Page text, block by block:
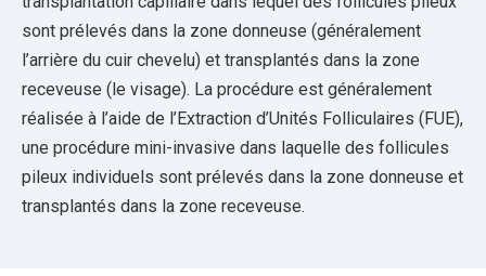
sont prélevés dans la zone donneuse (généralement
l’arrière du cuir chevelu) et transplantés dans la zone
receveuse (le visage). La procédure est généralement
réalisée à l’aide de l’Extraction d’Unités Folliculaires (FUE),
une procédure mini-invasive dans laquelle des follicules
pileux individuels sont prélevés dans la zone donneuse et
transplantés dans la zone receveuse.